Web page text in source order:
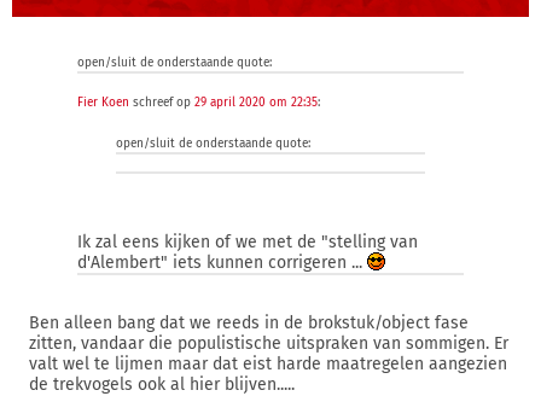
open/sluit de onderstaande quote:
Fier Koen schreef op 29 april 2020 om 22:35:
open/sluit de onderstaande quote:
Ik zal eens kijken of we met de "stelling van
d'Alembert" iets kunnen corrigeren ...
Ben alleen bang dat we reeds in de brokstuk/object fase
zitten, vandaar die populistische uitspraken van sommigen. Er
valt wel te lijmen maar dat eist harde maatregelen aangezien
de trekvogels ook al hier blijven.....